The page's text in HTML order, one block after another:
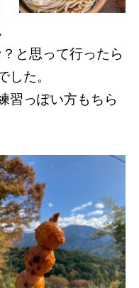
と思って行ったら
した。
習っぽい方もちら